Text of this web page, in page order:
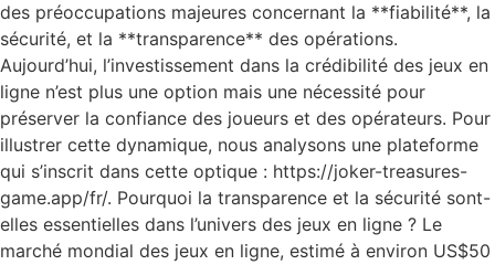
des préoccupations majeures concernant la **fiabilité**, la
sécurité, et la **transparence** des opérations.
Aujourd’hui, l’investissement dans la crédibilité des jeux en
ligne n’est plus une option mais une nécessité pour
préserver la confiance des joueurs et des opérateurs. Pour
illustrer cette dynamique, nous analysons une plateforme
qui s’inscrit dans cette optique : https://joker-treasures-
game.app/fr/. Pourquoi la transparence et la sécurité sont-
elles essentielles dans l’univers des jeux en ligne ? Le
marché mondial des jeux en ligne, estimé à environ US$50